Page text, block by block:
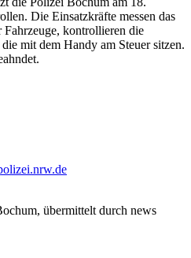
Die Einsatzkräfte messen das
Fahrzeuge, kontrollieren die
mit dem Handy am Steuer sitzen.
übermittelt durch news